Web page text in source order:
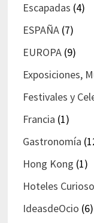
Escapadas (4)
ESPAÑA(7)
EUROPA(9)
Exposiciones,
Festivales y
Francia (1)
Gastronomía
Hong Kong (1)
Hoteles
IdeasdeOcio (6)